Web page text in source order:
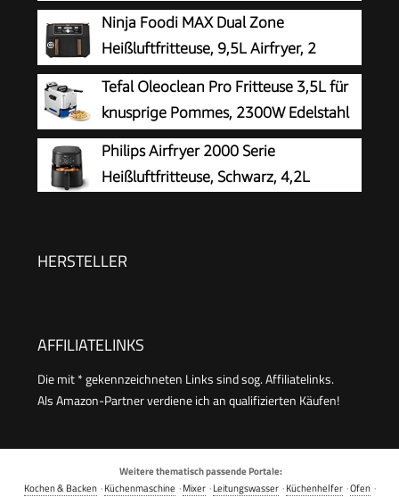
Geruchs- und Fettdunstfilter &
Antihaft-Ölbehälter | Stufenlos regelbarer
Thermostat | Fritteuse mit Öl - FR 3771
Ninja Foodi MAX Dual Zone
Heißluftfritteuse, 9,5L Airfryer, 2
Fächer, mit Zange,
Antihaftbeschichtung, spülmaschinenfeste
Körbe, 6-in-1, Amazon Exklusiv, Kupfer/Schwarz,
AF400EUCP
Tefal Oleoclean Pro Fritteuse 3,5L für
knusprige Pommes, 2300W Edelstahl
Friteuse mit Öl-Filterung,
Herausnehmbarer Ölbehälter 1,2kg, Timer &
Thermostat, Spülmaschinenfest,
Philips Airfryer 2000 Serie
Heißluftfritteuse, Schwarz, 4,2L
HERSTELLER
AFFILIATELINKS
Die mit * gekennzeichneten Links sind sog. Affiliatelinks.
Als Amazon-Partner verdiene ich an qualifizierten Käufen!
Weitere thematisch passende Portale:
Kochen & Backen·Küchenmaschine ·Mixer·Leitungswasser·Küchenhelfer·Ofen·